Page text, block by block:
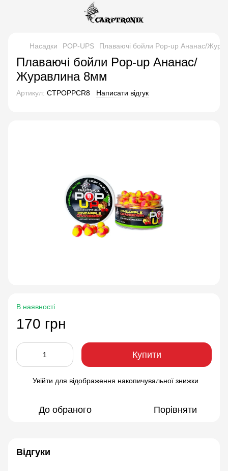
Насадки POP-UPS Плаваючі бойли Pop-up Ананас/
Плаваючі бойли Pop-up Ананас/
Журавлина 8мм
Артикул: CTPOPPCR8 Написати відгук
В наявності
170 грн
Купити
Увійти для відображення накопичувальної знижки
До обраного Порівняти
Відгуки